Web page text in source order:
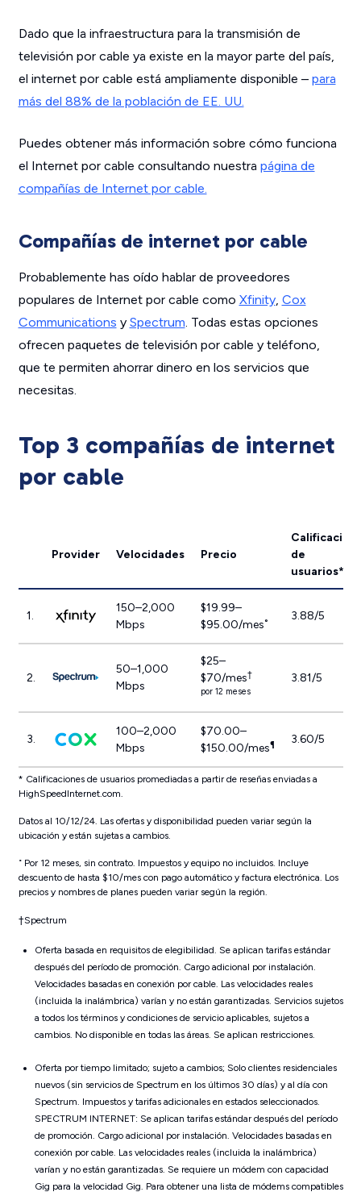
Dado que la infraestructura para la transmisión de
televisión por cable ya existe en la mayor parte del país,
el internet por cable está ampliamente disponible – para
más del 88% de la población de EE. UU.
Puedes obtener más información sobre cómo funciona
el Internet por cable consultando nuestra página de
compañías de Internet por cable.
Compañías de internet por cable
Probablemente has oído hablar de proveedores
populares de Internet por cable como Xfinity, Cox
Communications y Spectrum. Todas estas opciones
ofrecen paquetes de televisión por cable y teléfono,
que te permiten ahorrar dinero en los servicios que
necesitas.
Top 3 compañías de internet
por cable
Provider Velocidades Precio
Calificación
de
usuarios*
1.
150–2,000
Mbps
$19.99–
$95.00/mes˚
3.88/5
2.
50–1,000
Mbps
$25–
$70/mes†
por 12 meses
3.81/5
3.
100–2,000
Mbps
$70.00–
$150.00/mes¶ 3.60/5
* Calificaciones de usuarios promediadas a partir de reseñas enviadas a
HighSpeedInternet.com.
Datos al 10/12/24. Las ofertas y disponibilidad pueden variar según la
ubicación y están sujetas a cambios.
˚ Por 12 meses, sin contrato. Impuestos y equipo no incluidos. Incluye
descuento de hasta $10/mes con pago automático y factura electrónica. Los
precios y nombres de planes pueden variar según la región.
†Spectrum
Oferta basada en requisitos de elegibilidad. Se aplican tarifas estándar
después del período de promoción. Cargo adicional por instalación.
Velocidades basadas en conexión por cable. Las velocidades reales
(incluida la inalámbrica) varían y no están garantizadas. Servicios sujetos
a todos los términos y condiciones de servicio aplicables, sujetos a
cambios. No disponible en todas las áreas. Se aplican restricciones.
Oferta por tiempo limitado; sujeto a cambios; Solo clientes residenciales
nuevos (sin servicios de Spectrum en los últimos 30 días) y al día con
Spectrum. Impuestos y tarifas adicionales en estados seleccionados.
SPECTRUM INTERNET: Se aplican tarifas estándar después del período
de promoción. Cargo adicional por instalación. Velocidades basadas en
conexión por cable. Las velocidades reales (incluida la inalámbrica)
varían y no están garantizadas. Se requiere un módem con capacidad
Gig para la velocidad Gig. Para obtener una lista de módems compatibles